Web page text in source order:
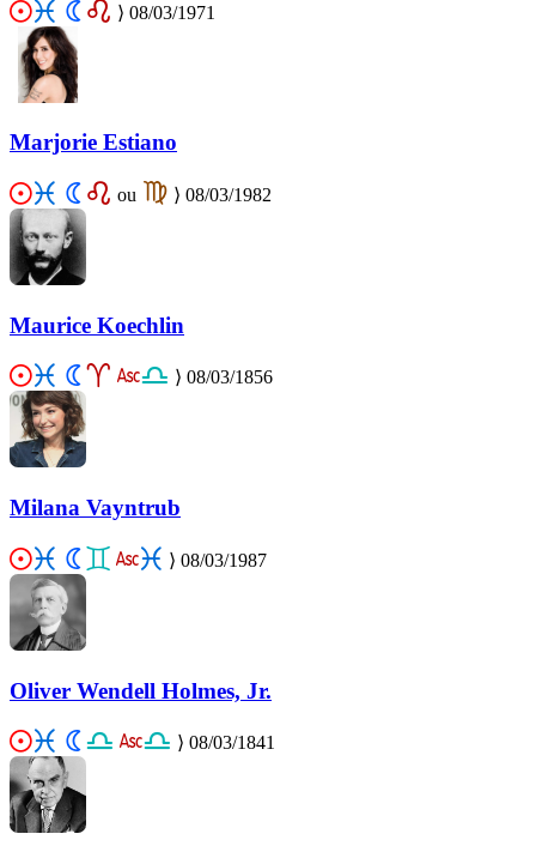
⟩ 08/03/1971
Marjorie Estiano
ou ⟩ 08/03/1982
Maurice Koechlin
⟩ 08/03/1856
Milana Vayntrub
⟩ 08/03/1987
Oliver Wendell Holmes, Jr.
⟩ 08/03/1841